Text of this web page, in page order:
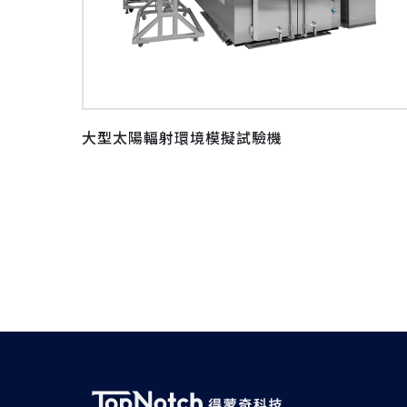
大型太陽輻射環境模擬試驗機